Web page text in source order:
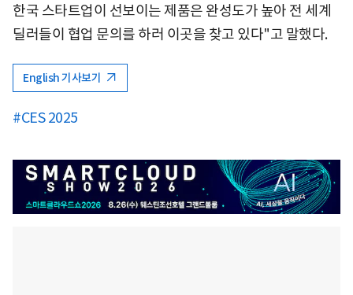
한국 스타트업이 선보이는 제품은 완성도가 높아 전 세계
딜러들이 협업 문의를 하러 이곳을 찾고 있다"고 말했다.
English 기사보기
#CES 2025